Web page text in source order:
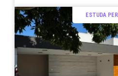
ESTUDA